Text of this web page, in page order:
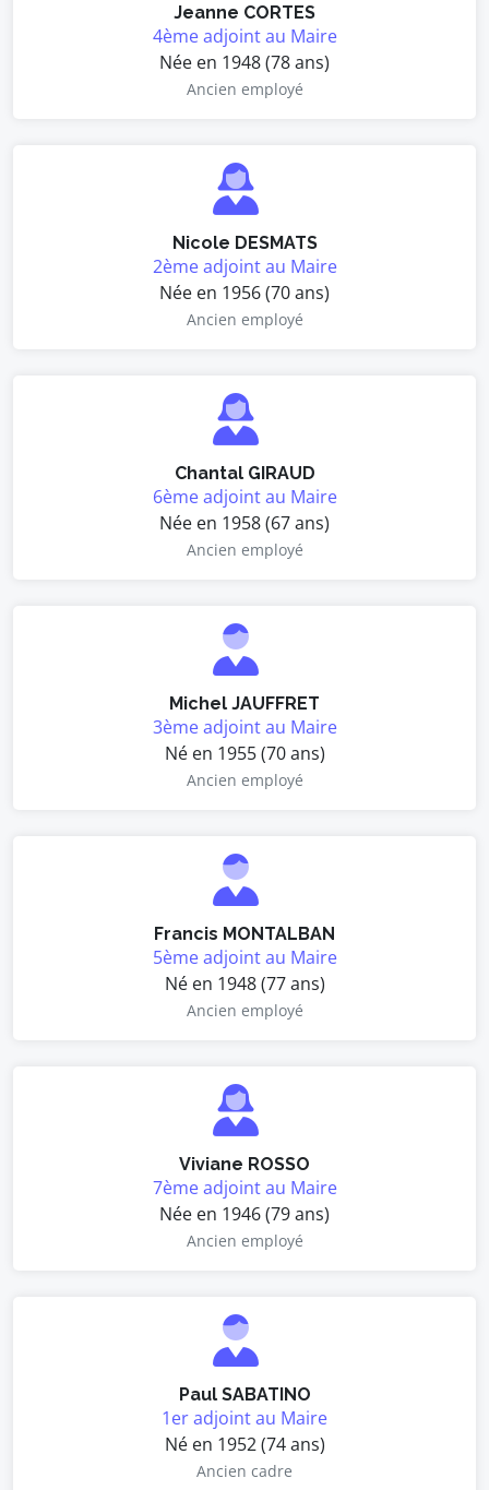
Jeanne CORTES
4ème adjoint au Maire
Née en 1948 (78 ans)
Ancien employé
Nicole DESMATS
2ème adjoint au Maire
Née en 1956 (70 ans)
Ancien employé
Chantal GIRAUD
6ème adjoint au Maire
Née en 1958 (67 ans)
Ancien employé
Michel JAUFFRET
3ème adjoint au Maire
Né en 1955 (70 ans)
Ancien employé
Francis MONTALBAN
5ème adjoint au Maire
Né en 1948 (77 ans)
Ancien employé
Viviane ROSSO
7ème adjoint au Maire
Née en 1946 (79 ans)
Ancien employé
Paul SABATINO
1er adjoint au Maire
Né en 1952 (74 ans)
Ancien cadre